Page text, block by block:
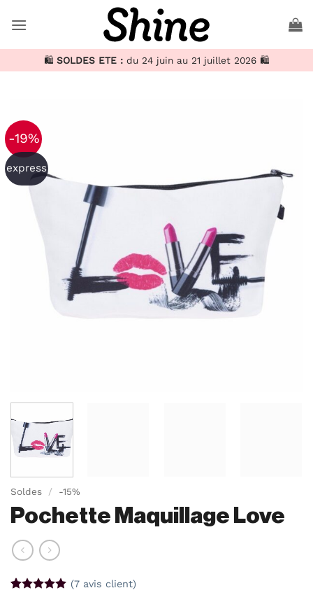
au
🛍️ SOLDES ETE : du 24 juin au 21 juillet 2026 🛍️
-19%
express
Soldes / -15%
Pochette Maquillage Love
(7avis client)